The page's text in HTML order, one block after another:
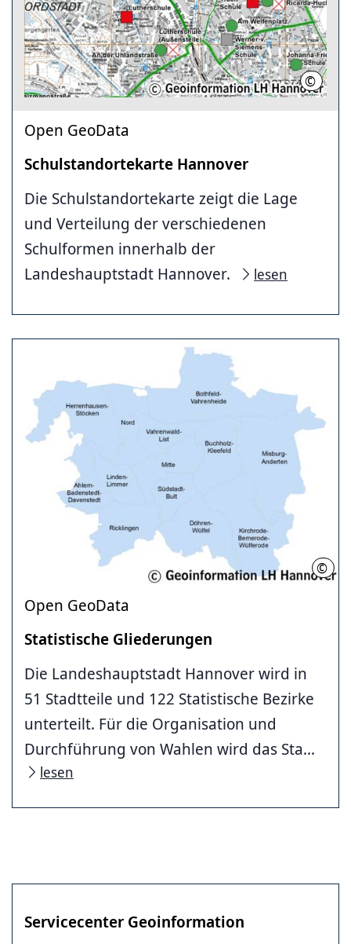
© LHH
Open GeoData
Schulstandortekarte Hannover
Die Schulstandortekarte zeigt die Lage
und Verteilung der verschiedenen
Schulformen innerhalb der
Landeshauptstadt Hannover.
lesen
© LHH
Open GeoData
Statistische Gliederungen
Die Landeshauptstadt Hannover wird in
51 Stadtteile und 122 Statistische Bezirke
unterteilt. Für die Organisation und
Durchführung von Wahlen wird das Sta...
lesen
Servicecenter Geoinformation